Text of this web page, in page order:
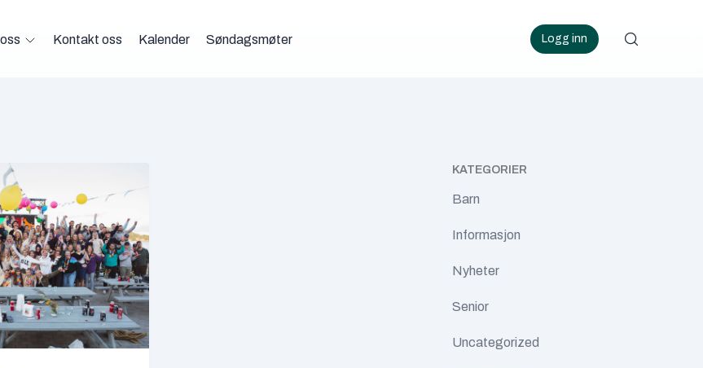
Kontakt oss Kalender Søndagsmøter Logg inn
KATEGORIER
Barn
Informasjon
Nyheter
Senior
Uncategorized